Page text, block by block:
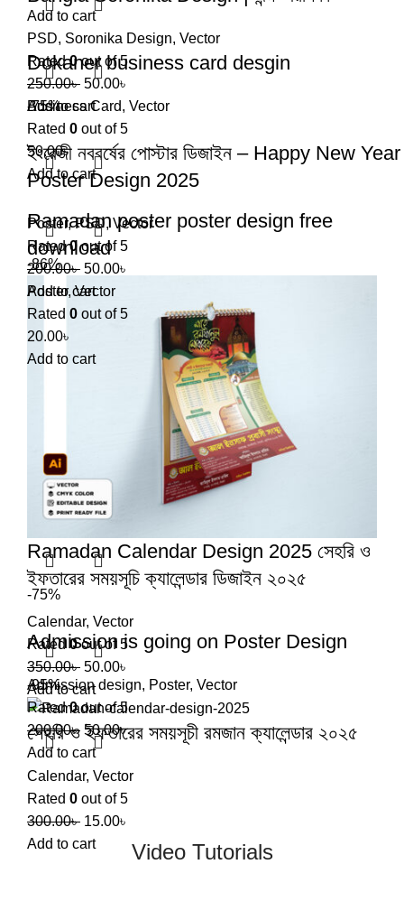
Add to cart
PSD, Soronika Design, Vector
Rated0out of 5
250.00৳ 50.00৳
Add to cart
Dokaner business card desgin
Business Card, Vector
Rated 0 out of 5
50.00৳
Add to cart
-75%
ইংরেজী নববর্ষের পোস্টার ডিজাইন – Happy New Year
Poster Design 2025
Poster,PSD,Vector
Rated0out of 5
200.00৳ 50.00৳
Add to cart
Ramadan poster poster design free
download
Poster,Vector
Rated 0 out of 5
20.00৳
Add to cart
-86%
Ramadan Calendar Design 2025 সেহরি ও
ইফতারের সময়সূচি ক্যালেন্ডার ডিজাইন ২০২৫
Calendar, Vector
Rated 0out of 5
350.00৳ 50.00৳
Add to cart
-75%
Admission is going on Poster Design
Admission design, Poster, Vector
Rated0out of 5
200.00৳ 50.00৳
Add to cart
-95%
সেহরি ও ইফতারের সময়সূচী রমজান ক্যালেন্ডার ২০২৫
Calendar, Vector
Rated 0 out of 5
300.00৳ 15.00৳
Add to cart
Video Tutorials